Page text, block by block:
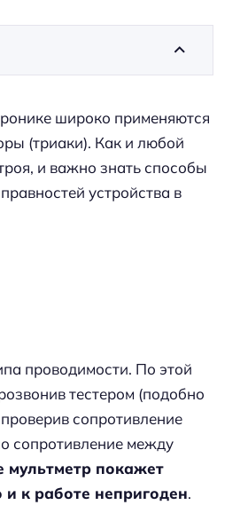
широко применяются
(триаки). Как и любой
и важно знать способы
устройства в
проводимости. По этой
тестером (подобно
сопротивление
сопротивление между
мультметр покажет
и к работе непригоден.